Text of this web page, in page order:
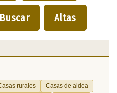
Buscar Altas